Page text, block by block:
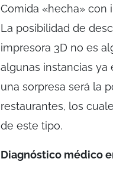
Comida «hecha» con
La posibilidad de
impresora 3D no es
algunas instancias
una sorpresa será la
restaurantes, los
de este tipo.
Diagnóstico médico